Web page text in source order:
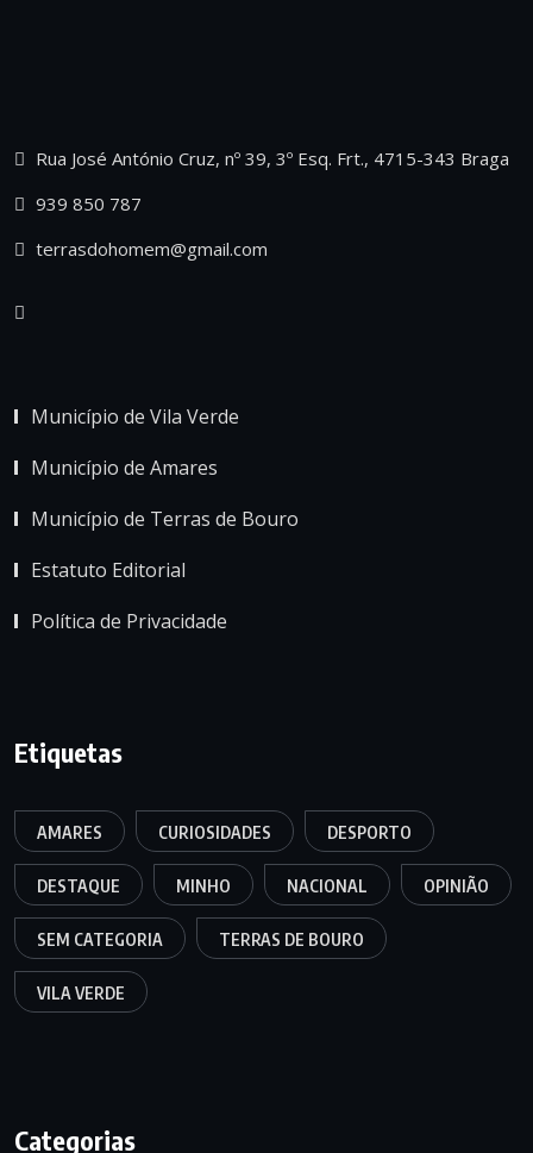
Rua José António Cruz, nº 39, 3º Esq. Frt., 4715-343 Braga
939 850 787
terrasdohomem@gmail.com
Município de Vila Verde
Município de Amares
Município de Terras de Bouro
Estatuto Editorial
Política de Privacidade
Etiquetas
AMARES CURIOSIDADES DESPORTO
DESTAQUE MINHO NACIONAL OPINIÃO
SEM CATEGORIA TERRAS DE BOURO
VILA VERDE
Categorias